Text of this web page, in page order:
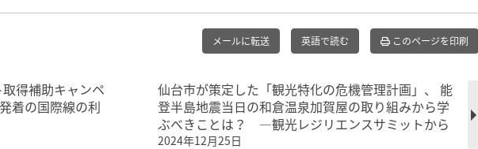
メールに転送 英語で読む このページを印刷
得補助キャンペ
着の国際線の利
仙台市が策定した「観光特化の危機管理計画」、 能
登半島地震当日の和倉温泉加賀屋の取り組みから学
ぶべきことは？ ―観光レジリエンスサミットから
2024年12月25日